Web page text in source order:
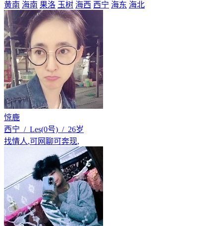
黄南 海南 果洛 玉树 海西 西宁 海东 海北
惊鹿
西宁 / Les(0号) / 26岁
找情人,可网聊可奔现,